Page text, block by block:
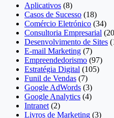
Aplicativos (8)
Casos de Sucesso (18)
Comércio Eletrónico (34)
Consultoria Empresarial
Desenvolvimento de Sites
E-mail Marketing (7)
Empreendedorismo (97)
Estratégia Digital (105)
Funil de Vendas (7)
Google AdWords (3)
Google Analytics (4)
Intranet (2)
Livros de Marketing (3)